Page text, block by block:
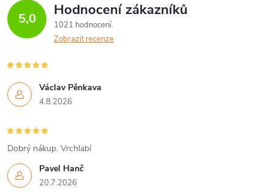
5,0 Hodnocení zákazníků
1021 hodnocení
Zobrazit recenze
Václav Pěnkava
4.8.2026
Pavel Hanč
20.7.2026
Dobrý nákup. Vrchlabí